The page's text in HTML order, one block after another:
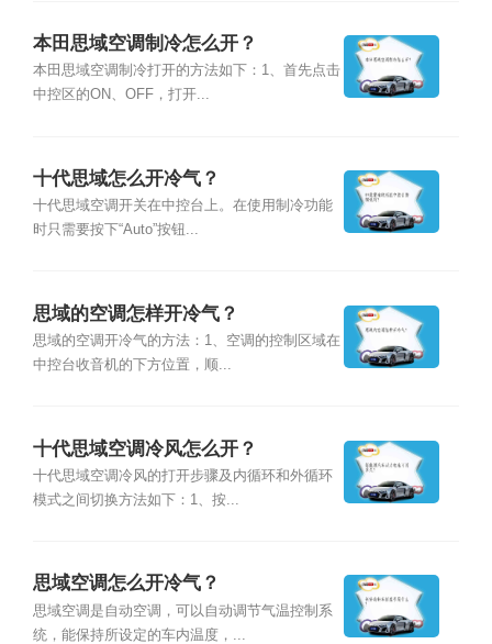
本田思域空调制冷怎么开？
本田思域空调制冷打开的方法如下：1、首先点击
中控区的ON、OFF，打开...
十代思域怎么开冷气？
十代思域空调开关在中控台上。在使用制冷功能
时只需要按下“Auto”按钮...
思域的空调怎样开冷气？
思域的空调开冷气的方法：1、空调的控制区域在
中控台收音机的下方位置，顺...
十代思域空调冷风怎么开？
十代思域空调冷风的打开步骤及内循环和外循环
模式之间切换方法如下：1、按...
思域空调怎么开冷气？
思域空调是自动空调，可以自动调节气温控制系
统，能保持所设定的车内温度，...